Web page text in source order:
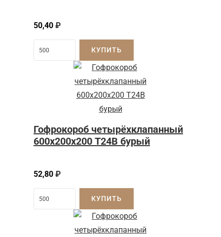
50,40 ₽
КУПИТЬ
Гофрокороб четырёхклапанный
600х200х200 Т24В бурый
52,80 ₽
КУПИТЬ